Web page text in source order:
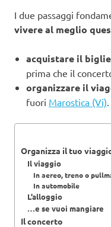
I due passaggi
vivere al meglio
acquistare il
prima che il
organizzare il
fuori Marostica (Vi)
Organizza il tuo
Il viaggio
In aereo, treno o
In automobile
L’alloggio
…e se vuoi mangiare
Il concerto